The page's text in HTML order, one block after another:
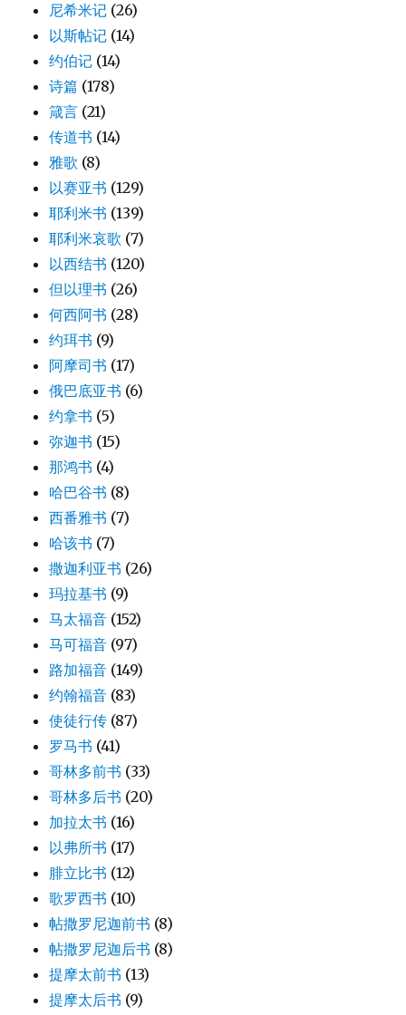
尼希米记 (26)
以斯帖记 (14)
约伯记 (14)
诗篇 (178)
箴言 (21)
传道书 (14)
雅歌 (8)
以赛亚书 (129)
耶利米书 (139)
耶利米哀歌 (7)
以西结书 (120)
但以理书 (26)
何西阿书 (28)
约珥书 (9)
阿摩司书 (17)
俄巴底亚书 (6)
约拿书 (5)
弥迦书 (15)
那鸿书 (4)
哈巴谷书 (8)
西番雅书 (7)
哈该书 (7)
撒迦利亚书 (26)
玛拉基书 (9)
马太福音 (152)
马可福音 (97)
路加福音 (149)
约翰福音 (83)
使徒行传 (87)
罗马书 (41)
哥林多前书 (33)
哥林多后书 (20)
加拉太书 (16)
以弗所书 (17)
腓立比书 (12)
歌罗西书 (10)
帖撒罗尼迦前书 (8)
帖撒罗尼迦后书 (8)
提摩太前书 (13)
提摩太后书 (9)